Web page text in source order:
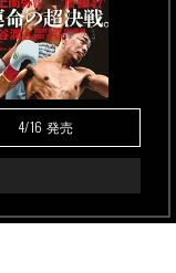
4/16 発売